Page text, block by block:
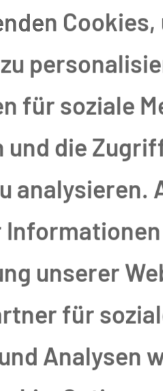
oder
ist
oder
für soziale
und die
analysieren.
unserer
für
Analysen